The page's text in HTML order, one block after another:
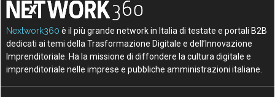
Nextwork360 è il più grande network in Italia di testate e portali B2B
dedicati ai temi della Trasformazione Digitale e dell’Innovazione
Imprenditoriale. Ha la missione di diffondere la cultura digitale e
imprenditoriale nelle imprese e pubbliche amministrazioni italiane.